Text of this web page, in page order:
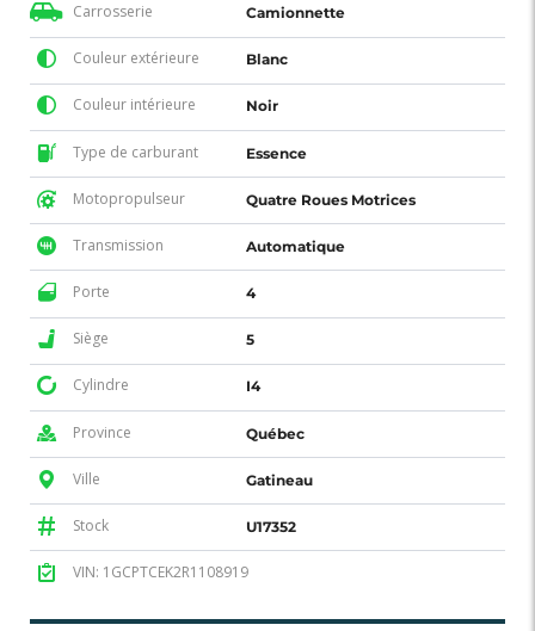
Carrosserie Camionnette
Couleur extérieure Blanc
Couleur intérieure Noir
Type de carburant Essence
Motopropulseur Quatre Roues Motrices
Transmission Automatique
Porte 4
Siège 5
Cylindre I4
Province Québec
Ville Gatineau
Stock U17352
VIN: 1GCPTCEK2R1108919